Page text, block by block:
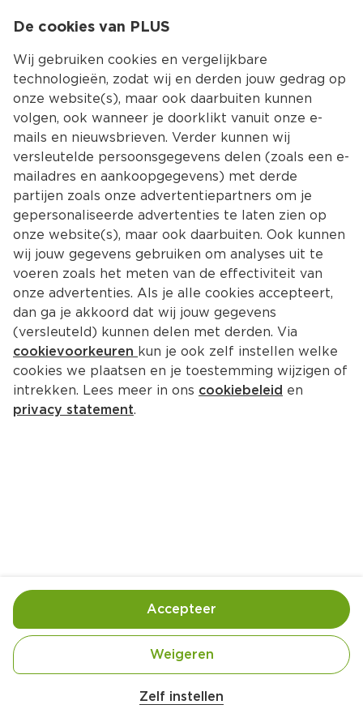
Kies jouw
Ingrediënten Bereiding
De cookies van PLUS
Wij gebruiken cookies en vergelijkbare
technologieën, zodat wij en derden jouw gedrag op
onze website(s), maar ook daarbuiten kunnen
volgen, ook wanneer je doorklikt vanuit onze e-
mails en nieuwsbrieven. Verder kunnen wij
versleutelde persoonsgegevens delen (zoals een e-
mailadres en aankoopgegevens) met derde
partijen zoals onze advertentiepartners om je
gepersonaliseerde advertenties te laten zien op
onze website(s), maar ook daarbuiten. Ook kunnen
wij jouw gegevens gebruiken om analyses uit te
voeren zoals het meten van de effectiviteit van
onze advertenties. Als je alle cookies accepteert,
dan ga je akkoord dat wij jouw gegevens
(versleuteld) kunnen delen met derden. Via
cookievoorkeuren kun je ook zelf instellen welke
cookies we plaatsen en je toestemming wijzigen of
intrekken. Lees meer in ons cookiebeleid en
privacy statement.
Zelf instellen
Weigeren
Accepteer